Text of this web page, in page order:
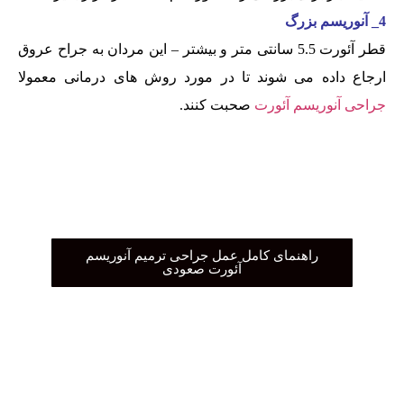
4_ آنوریسم بزرگ
قطر آئورت 5.5 سانتی متر و بیشتر – این مردان به جراح عروق
ارجاع داده می شوند تا در مورد روش های درمانی معمولا
جراحی آنوریسم آئورت صحبت کنند.
راهنمای کامل عمل جراحی ترمیم آنوریسم
آئورت صعودی